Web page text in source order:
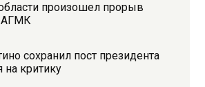
произошел прорыв
АГМК
сохранил пост президента
критику